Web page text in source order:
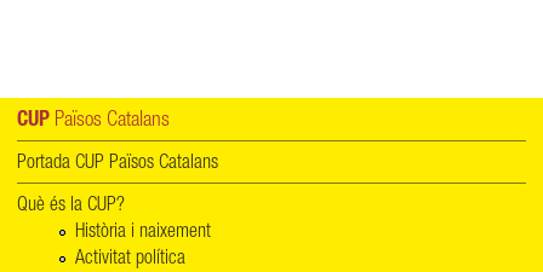
CUP Països Catalans
Portada CUP Països Catalans
Què és la CUP?
Història i naixement
Activitat política